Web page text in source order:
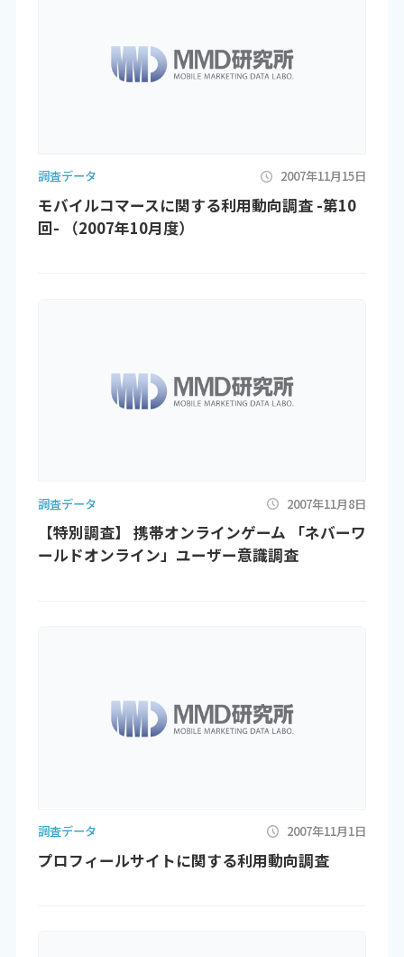
調査データ 2007年11月15日
モバイルコマースに関する利用動向調査 -第10
回- （2007年10月度）
調査データ 2007年11月8日
【特別調査】 携帯オンラインゲーム 「ネバーワ
ールドオンライン」ユーザー意識調査
調査データ 2007年11月1日
プロフィールサイトに関する利用動向調査